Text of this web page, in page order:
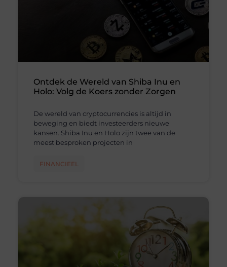
Ontdek de Wereld van Shiba Inu en
Holo: Volg de Koers zonder Zorgen
De wereld van cryptocurrencies is altijd in
beweging en biedt investeerders nieuwe
kansen. Shiba Inu en Holo zijn twee van de
meest besproken projecten in
FINANCIEEL